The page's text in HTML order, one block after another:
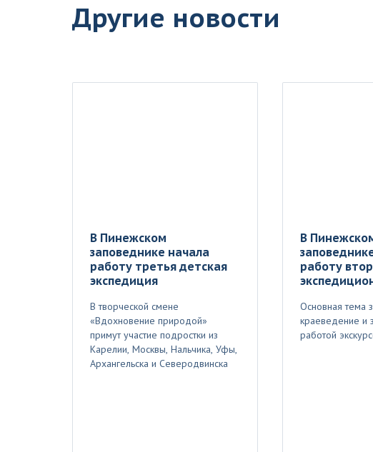
Другие новости
В Пинежском
заповеднике начала
работу третья детская
экспедиция
В творческой смене
«Вдохновение природой»
примут участие подростки из
Карелии, Москвы, Нальчика, Уфы,
Архангельска и Северодвинска
В
работу
Основная тема
краеведение и
работой